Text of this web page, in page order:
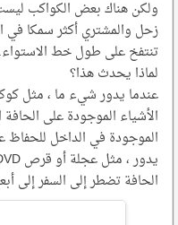
ولكن هناك بعض الكواكب
زحل والمشتري أكثر سمكا في
تنتفخ على طول خط الاستواء.
لماذا يحدث هذا؟
عندما يدور شيء ما ، مثل
الأشياء الموجودة على
الموجودة في الداخل للحفاظ
الحافة تضطر إلى السفر إلى